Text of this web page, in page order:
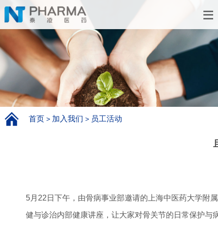
首页 > 加入我们 > 员工活动
5月22日下午，由骨病事业部邀请的上海中医药大学附
健与诊治内部健康讲座，让大家对骨关节的日常保护与